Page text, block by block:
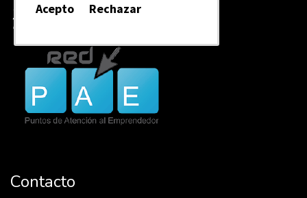
Contacto
Acepto Rechazar